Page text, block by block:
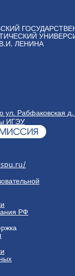
ЛЕНИНА
ул. Рабфаковская
ИГЭУ
РФ